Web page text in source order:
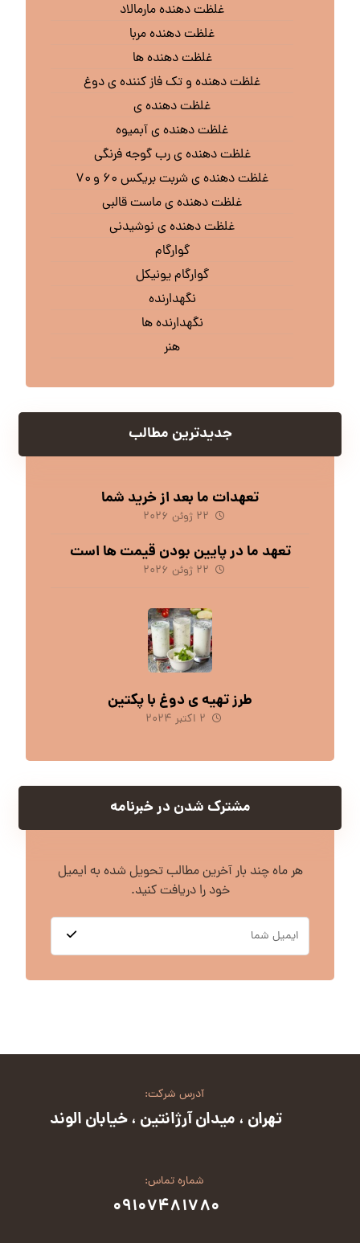
غلظت دهنده مارمالاد
غلظت دهنده مربا
غلظت دهنده ها
غلظت دهنده و تک فاز کننده ی دوغ
غلظت دهنده ی
غلظت دهنده ی آبمیوه
غلظت دهنده ی رب گوجه فرنگی
غلظت دهنده ی شربت بریکس ۶۰ و ۷۰
غلظت دهنده ی ماست قالبی
غلظت دهنده ی نوشیدنی
گوارگام
گوارگام یونیکل
نگهدارنده
نگهدارنده ها
هنر
جدیدترین مطالب
تعهدات ما بعد از خرید شما
۲۲ ژوئن ۲۰۲۶
تعهد ما در پایین بودن قیمت ها است
۲۲ ژوئن ۲۰۲۶
طرز تهیه ی دوغ با پکتین
۲ اکتبر ۲۰۲۴
مشترک شدن در خبرنامه
هر ماه چند بار آخرین مطالب تحویل شده به ایمیل
خود را دریافت کنید.
آدرس شرکت:
تهران ، میدان آرژانتین ، خیابان الوند
شماره تماس:
۰۹۱۰۷۴۸۱۷۸۰